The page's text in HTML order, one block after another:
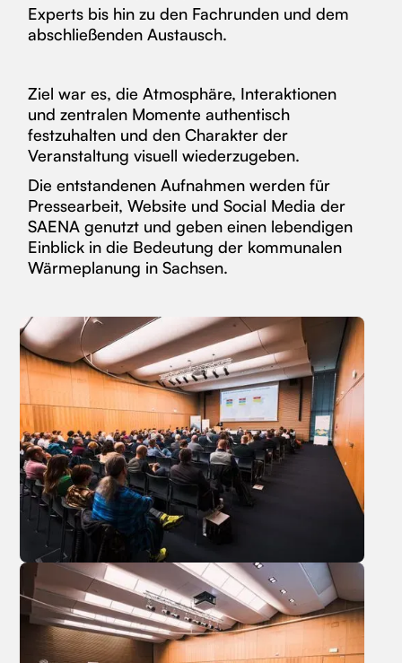
Experts bis hin zu den Fachrunden und dem
abschließenden Austausch.
Ziel war es, die Atmosphäre, Interaktionen
und zentralen Momente authentisch
festzuhalten und den Charakter der
Veranstaltung visuell wiederzugeben.
Die entstandenen Aufnahmen werden für
Pressearbeit, Website und Social Media der
SAENA genutzt und geben einen lebendigen
Einblick in die Bedeutung der kommunalen
Wärmeplanung in Sachsen.